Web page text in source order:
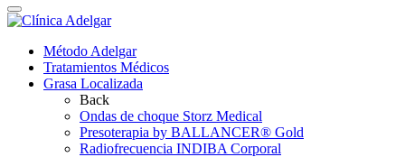
Método Adelgar
Tratamientos Médicos
Grasa Localizada
Back
Ondas de choque Storz Medical
Presoterapia by BALLANCER® Gold
Radiofrecuencia INDIBA Corporal